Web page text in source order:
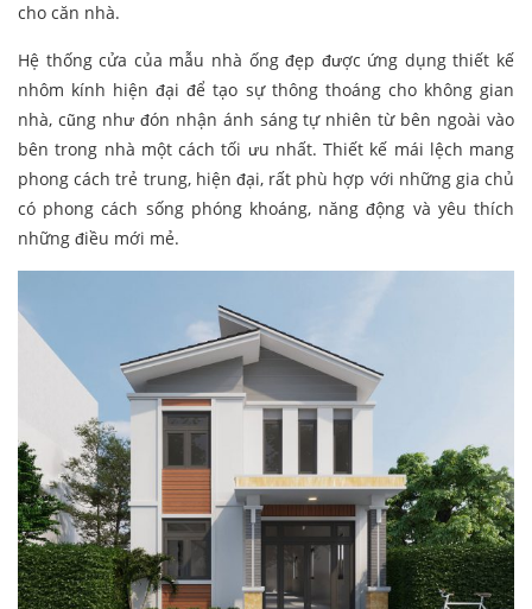
cho căn nhà.
Hệ thống cửa của mẫu nhà ống đẹp được ứng dụng thiết kế
nhôm kính hiện đại để tạo sự thông thoáng cho không gian
nhà, cũng như đón nhận ánh sáng tự nhiên từ bên ngoài vào
bên trong nhà một cách tối ưu nhất. Thiết kế mái lệch mang
phong cách trẻ trung, hiện đại, rất phù hợp với những gia chủ
có phong cách sống phóng khoáng, năng động và yêu thích
những điều mới mẻ.